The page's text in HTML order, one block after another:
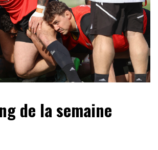
de la semaine